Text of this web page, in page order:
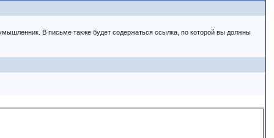
В письме также будет содержаться ссылка, по которой вы должны